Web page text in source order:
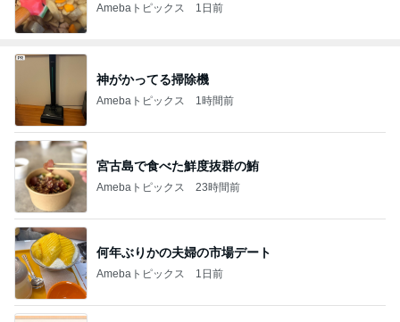
Amebaトピックス 1日前
神がかってる掃除機
Amebaトピックス 1時間前
宮古島で食べた鮮度抜群の鮪
Amebaトピックス 23時間前
何年ぶりかの夫婦の市場デート
Amebaトピックス 1日前